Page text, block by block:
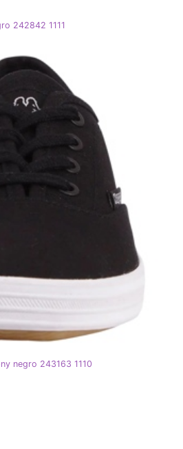
242842 1111
negro 243163 1110